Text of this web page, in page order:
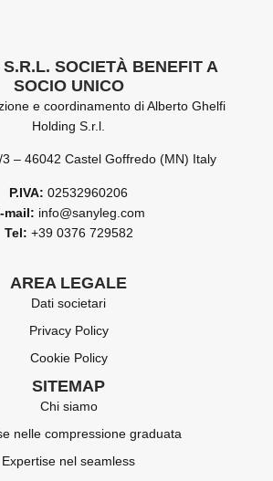
SOCIETÀ BENEFIT A
SOCIO UNICO
e coordinamento di Alberto Ghelfi
Holding S.r.l.
3 – 46042 Castel Goffredo (MN) Italy
P.IVA: 02532960206
mail: info@sanyleg.com
Tel: +39 0376 729582
AREA LEGALE
Dati societari
Privacy Policy
Cookie Policy
SITEMAP
Chi siamo
nelle compressione graduata
Expertise nel seamless